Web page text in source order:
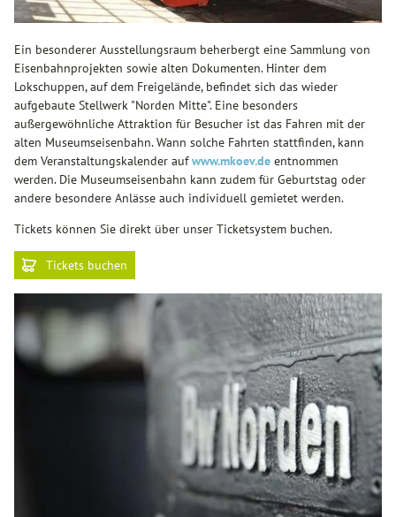
Ein besonderer Ausstellungsraum beherbergt eine Sammlung von
Eisenbahnprojekten sowie alten Dokumenten. Hinter dem
Lokschuppen, auf dem Freigelände, befindet sich das wieder
aufgebaute Stellwerk "Norden Mitte". Eine besonders
außergewöhnliche Attraktion für Besucher ist das Fahren mit der
alten Museumseisenbahn. Wann solche Fahrten stattfinden, kann
dem Veranstaltungskalender aufwww.mkoev.de entnommen
werden. Die Museumseisenbahn kann zudem für Geburtstag oder
andere besondere Anlässe auch individuell gemietet werden.
Tickets können Sie direkt über unser Ticketsystem buchen.
Tickets buchen